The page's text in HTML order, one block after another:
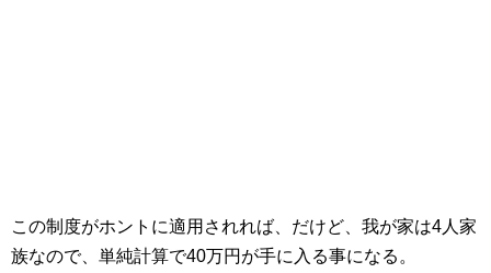
この制度がホントに適用されれば、だけど、我が家は4人家
族なので、単純計算で40万円が手に入る事になる。